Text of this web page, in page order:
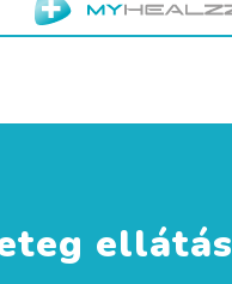
ellátás